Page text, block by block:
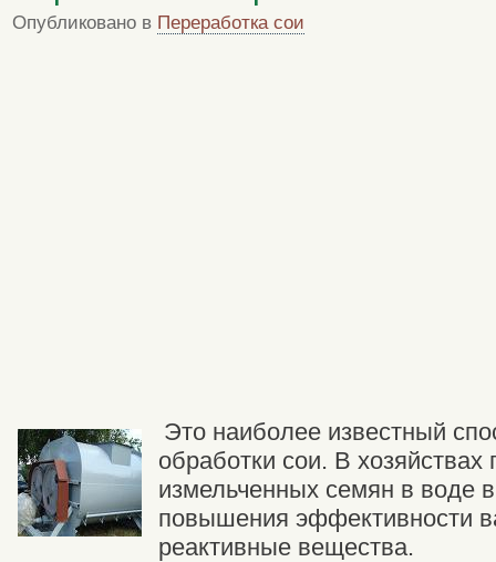
Опубликовано в Переработка сои
Это наиболее известный
обработки сои. В хозяйствах
измельченных семян в воде
повышения эффективности
реактивные вещества.